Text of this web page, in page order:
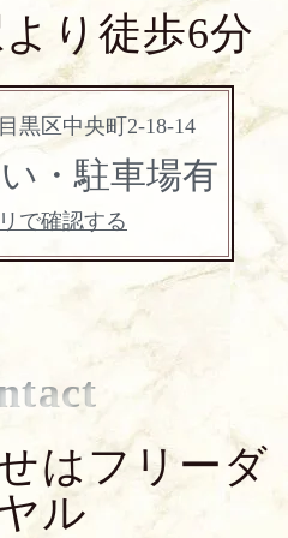
り徒歩6分
黒区中央町2-18-14
・駐車場有
で確認する
はフリーダ
ル